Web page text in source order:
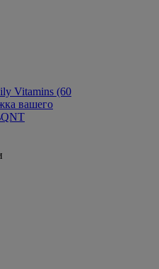
Vitamins (60
вашего
QNT